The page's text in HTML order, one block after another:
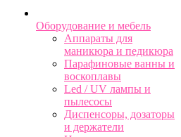
Оборудование и мебель
Аппараты для
маникюра и педикюра
Парафиновые ванны и
воскоплавы
Led / UV лампы и
пылесосы
Диспенсоры, дозаторы
и держатели